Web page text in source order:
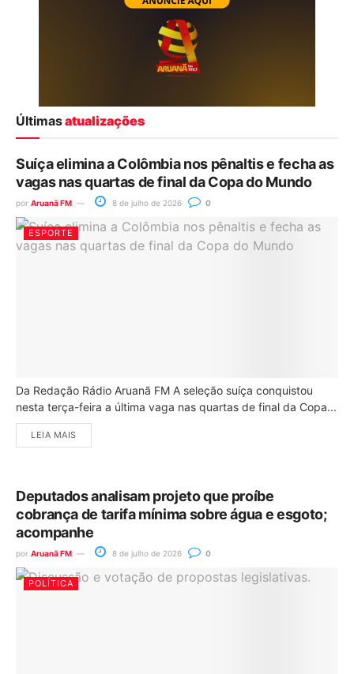
Últimasatualizações
Suíça elimina a Colômbia nos pênaltis e fecha as
vagas nas quartas de final da Copa do Mundo
por Aruanã FM 8 de julho de 2026 0
ESPORTE
Da Redação Rádio Aruanã FM A seleção suíça conquistou
nesta terça-feira a última vaga nas quartas de final da Copa...
LEIA MAIS
Deputados analisam projeto que proíbe
cobrança de tarifa mínima sobre água e esgoto;
acompanhe
por Aruanã FM 8 de julho de 2026 0
POLÍTICA